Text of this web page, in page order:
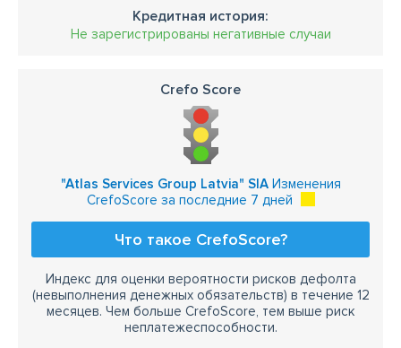
Кредитная история:
Не зарегистрированы негативные случаи
Crefo Score
"Atlas Services Group Latvia" SIAИзменения
CrefoScore за последние 7 дней
Что такое CrefoScore?
Индекс для оценки вероятности рисков дефолта
(невыполнения денежных обязательств) в течение 12
месяцев. Чем больше CrefoScore, тем выше риск
неплатежеспособности.